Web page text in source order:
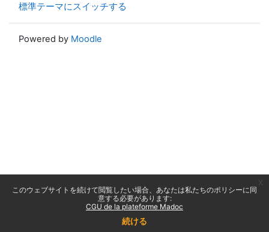
このウェブサイトを続けて閲覧したい場合、あなたは私たちのポリシーに同
意する必要があります:
CGU de la plateforme Madoc
続ける
標準テーマにスイッチする
Powered by Moodle